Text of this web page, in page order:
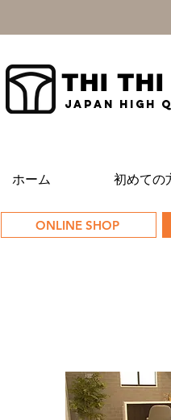
THI THI
JAPAN high
ホーム 初めての
ONLINE SHOP